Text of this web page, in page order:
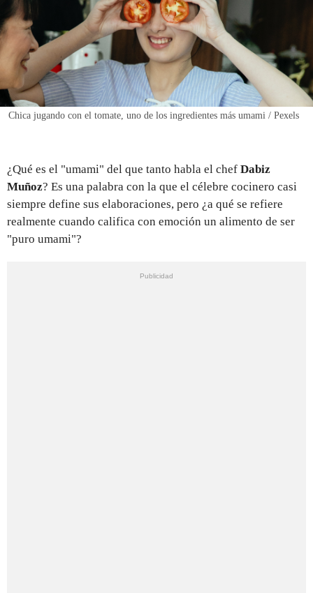
INICIAR SESIÓN
Chica jugando con el tomate, uno de los ingredientes más umami / Pexels
¿Qué es el "umami" del que tanto habla el chef Dabiz
Muñoz? Es una palabra con la que el célebre cocinero casi
siempre define sus elaboraciones, pero ¿a qué se refiere
realmente cuando califica con emoción un alimento de ser
"puro umami"?